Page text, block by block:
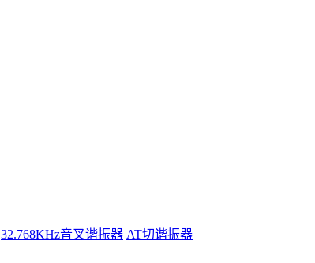
32.768KHz音叉谐振器 AT切谐振器